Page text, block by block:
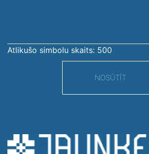
Atlikušo simbolu skaits: 500
NOSŪTĪT